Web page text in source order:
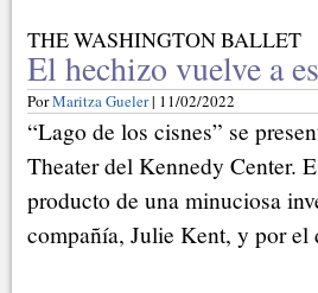
THE WASHINGTON BALLET
El hechizo vuelve a
PorMaritza Gueler| 11/02/2022
“Lago de los cisnes” se
Theater del Kennedy Center.
producto de una minuciosa
compañía, Julie Kent, y por